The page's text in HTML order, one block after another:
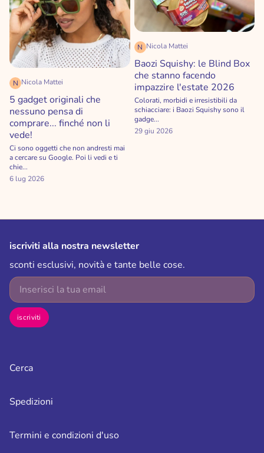
N Nicola Mattei
5 gadget originali che
nessuno pensa di
comprare... finché non li
vede!
Ci sono oggetti che non andresti mai
a cercare su Google. Poi li vedi e ti
chie...
6 lug 2026
N Nicola Mattei
Baozi Squishy: le Blind Box
che stanno facendo
impazzire l'estate 2026
Colorati, morbidi e irresistibili da
schiacciare: i Baozi Squishy sono il
gadge...
29 giu 2026
iscriviti alla nostra newsletter
sconti esclusivi, novità e tante belle cose.
E-mail
iscriviti
Cerca
Spedizioni
Termini e condizioni d'uso